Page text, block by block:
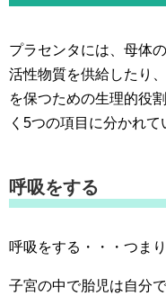
プラセンタには、母体
活性物質を供給したり
を保つための生理的役
く5つの項目に分かれて
呼吸をする
呼吸をする・・・つま
子宮の中で胎児は自分